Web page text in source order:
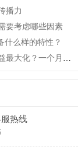
播力
要考虑哪些因素
什么样的特性？
如何让展会的经济效益最大化？一个月做出一年的销售额！
热线